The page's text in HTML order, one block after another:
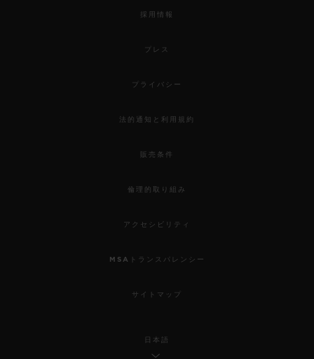
ワンクリック キングゴールド ホワ
EUR 35,300
採用情報
プレス
プライバシー
法的通知と利用規約
販売条件
倫理的取り組み
アクセシビリティ
MSAトランスパレンシー
サイトマップ
日本語